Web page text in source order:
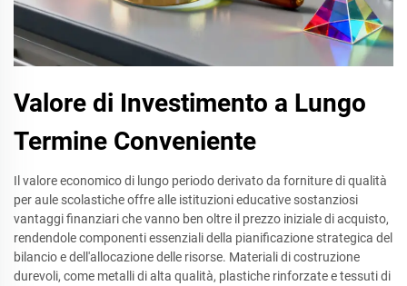
Valore di Investimento a Lungo
Termine Conveniente
Il valore economico di lungo periodo derivato da forniture di qualità
per aule scolastiche offre alle istituzioni educative sostanziosi
vantaggi finanziari che vanno ben oltre il prezzo iniziale di acquisto,
rendendole componenti essenziali della pianificazione strategica del
bilancio e dell'allocazione delle risorse. Materiali di costruzione
durevoli, come metalli di alta qualità, plastiche rinforzate e tessuti di